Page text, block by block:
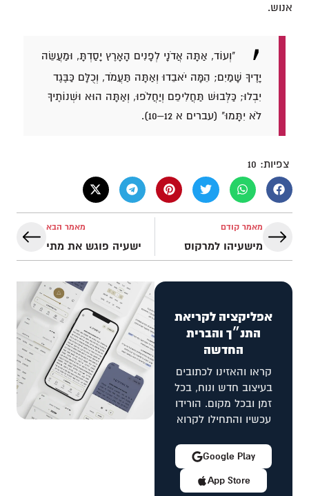
אנוש.
"וְעוֹד, אַתָּה אֲדֹנָי לְפָנִים הָאָרֶץ יָסַדְתָּ, וּמַעֲשֵׂה
יָדֶיךָ שָׁמַיִם; הֵמָּה יֹאבֵדוּ וְאַתָּה תַּעֲמֹד, וְכֻלָּם כַּבֶּגֶד
יִבְלוּ; כַּלְּבוּשׁ תַּחֲלִיפֵם וְיַחֲלֹפוּ, וְאַתָּה הוּא וּשְׁנוֹתֶיךָ
לֹא יִתָּמוּ" (עברים א 12–10).
צפיות: 10
מאמר קודם
מישעיהו למרקוס
מאמר הבא
ישעיה פוגש את מתי
אפליקציה לקריאת
התנ״ך והברית
החדשה
קראו והאזינו לכתובים
בעיצוב חדש ונוח, בכל
זמן ובכל מקום. הורידו
עכשיו והתחילו לקרוא
App Store
Google Play